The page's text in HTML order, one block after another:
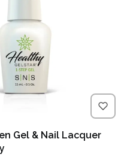
Gel & Nail Lacquer